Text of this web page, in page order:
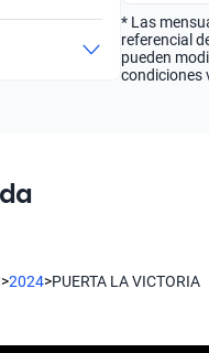
* Las
referencial
pueden
condiciones
>2024>PUERTA LA VICTORIA